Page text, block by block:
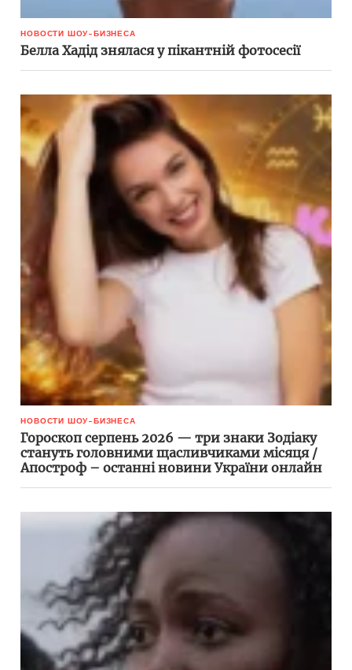
НОВОСТИ ШОУ-БИЗНЕСА
Белла Хадід знялася у пікантній фотосесії
НОВОСТИ ШОУ-БИЗНЕСА
Гороскоп серпень 2026 — три знаки Зодіаку
стануть головними щасливчиками місяця /
Апостроф – останні новини України онлайн